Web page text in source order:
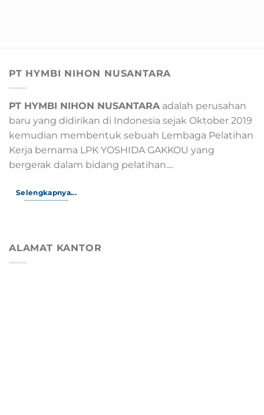
PT HYMBI NIHON NUSANTARA
PT HYMBI NIHON NUSANTARA adalah perusahan
baru yang didirikan di Indonesia sejak Oktober 2019
kemudian membentuk sebuah Lembaga Pelatihan
Kerja bernama LPK YOSHIDA GAKKOU yang
bergerak dalam bidang pelatihan....
Selengkapnya...
ALAMAT KANTOR